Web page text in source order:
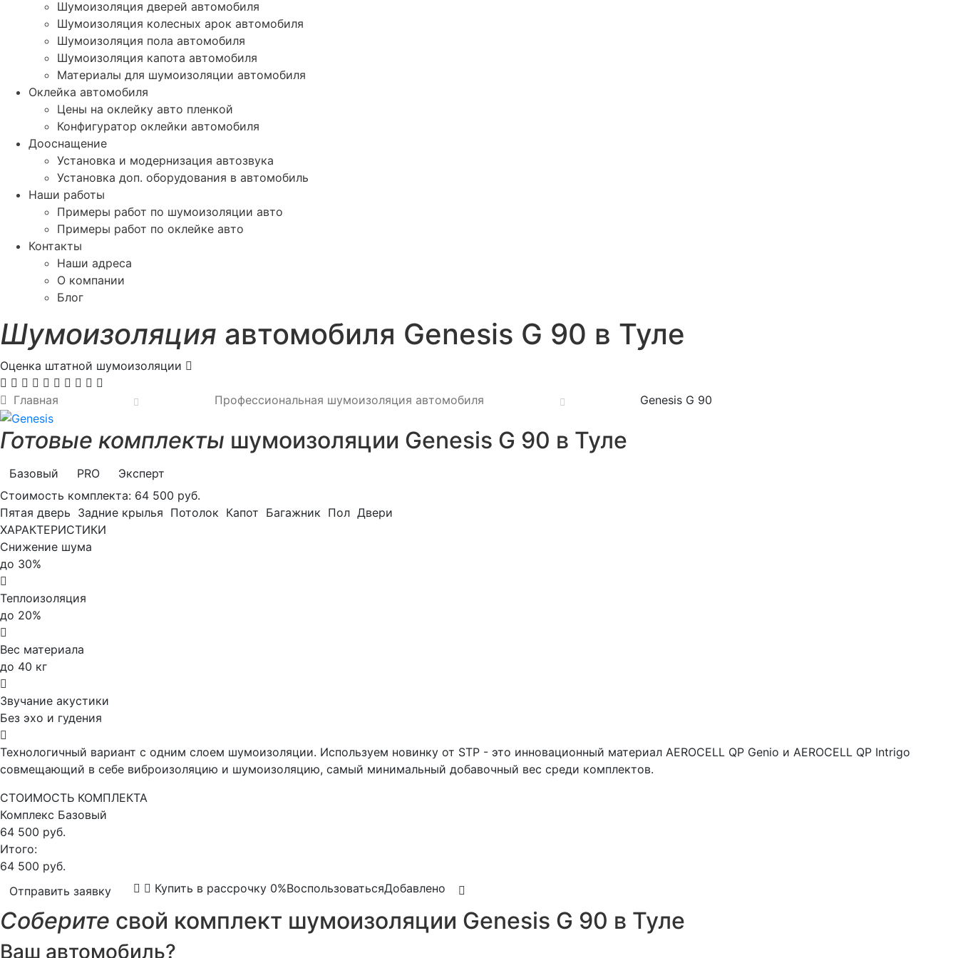
Шумоизоляция дверей автомобиля
Шумоизоляция колесных арок автомобиля
Шумоизоляция пола автомобиля
Шумоизоляция капота автомобиля
Материалы для шумоизоляции автомобиля
Оклейка автомобиля
Цены на оклейку авто пленкой
Конфигуратор оклейки автомобиля
Дооснащение
Установка и модернизация автозвука
Установка доп. оборудования в автомобиль
Наши работы
Примеры работ по шумоизоляции авто
Примеры работ по оклейке авто
Контакты
Наши адреса
О компании
Блог
Шумоизоляция автомобиля Genesis G 90 в Туле
Оценка штатной шумоизоляции
Главная Профессиональная шумоизоляция автомобиля Genesis G 90
Готовые комплекты шумоизоляции Genesis G 90 в Туле
Базовый PRO
Эксперт
Стоимость комплекта: 64 500 руб.
Пятая дверь Задние крылья Потолок Капот Багажник Пол Двери
ХАРАКТЕРИСТИКИ
Снижение шума
до 30%
Теплоизоляция
до 20%
Вес материала
до 40 кг
Звучание акустики
Без эхо и гудения
Технологичный вариант с одним слоем шумоизоляции. Используем новинку от STP - это инновационный материал AEROCELL QP Genio и AEROCELL QP Intrigo
совмещающий в себе виброизоляцию и шумоизоляцию, самый минимальный добавочный вес среди комплектов.
СТОИМОСТЬ КОМПЛЕКТА
Комплекс Базовый
64 500 руб.
Итого:
64 500 руб.
Отправить заявку
Купить в рассрочку 0%ВоспользоватьсяДобавлено
Соберите свой комплект шумоизоляции Genesis G 90 в Туле
Ваш автомобиль?